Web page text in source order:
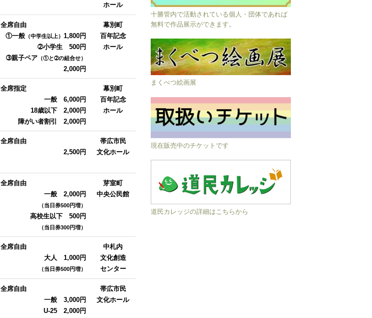
ホール
全席自由
①一般 （中学生以上） 1,800円
➁小学生 500円
➂親子ペア （①と➁の組合せ）
2,000円
幕別町
百年記念
ホール
全席指定
一般 6,000円
18歳以下 2,000円
障がい者割引 2,000円
幕別町
百年記念
ホール
全席自由
2,500円
帯広市民
文化ホール
全席自由
一般 2,000円
（当日券500円増）
高校生以下 500円
（当日券300円増）
芽室町
中央公民館
全席自由
大人 1,000円
（当日券500円増）
中札内
文化創造
センター
全席自由
一般 3,000円
U-25 2,000円
帯広市民
文化ホール
十勝管内で活動されている個人・団体であれば
無料で作品展示ができます。
まくべつ絵画展
現在販売中のチケットです
道民カレッジの詳細はこちらから